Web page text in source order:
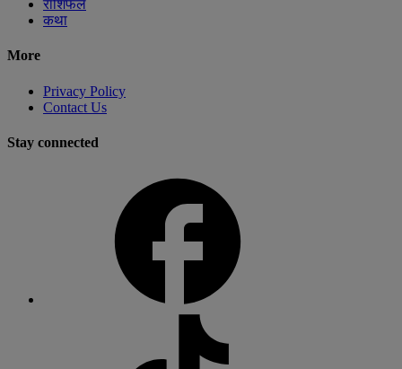
राशिफल
कथा
More
Privacy Policy
Contact Us
Stay connected